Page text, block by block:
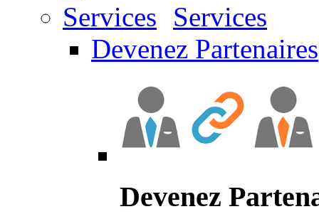
Services
Devenez Partenaires
Devenez